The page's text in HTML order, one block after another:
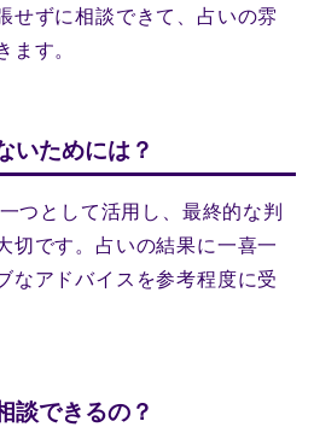
せずに相談できて、占いの雰
ます。
いためには？
つとして活用し、最終的な判
切です。占いの結果に一喜一
なアドバイスを参考程度に受
談できるの？